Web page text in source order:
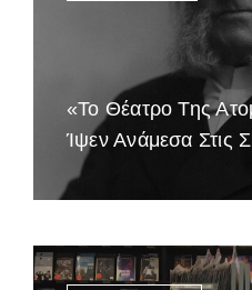
«Το Θέατρο Της
Ίψεν Ανάμεσα Στις